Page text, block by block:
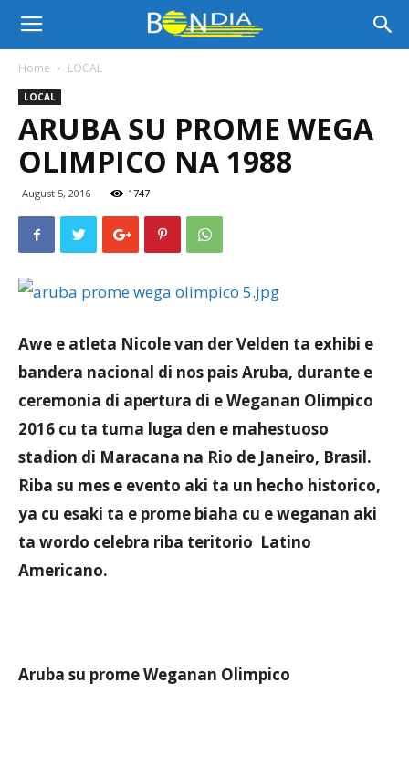
Bon
Dia
Home LOCAL
LOCAL
ARUBA SU PROME WEGA
OLIMPICO NA 1988
August 5, 2016 1747
Awe e atleta Nicole van der Velden ta exhibi e
bandera nacional di nos pais Aruba, durante e
ceremonia di apertura di e Weganan Olimpico
2016 cu ta tuma luga den e mahestuoso
stadion di Maracana na Rio de Janeiro, Brasil.
Riba su mes e evento aki ta un hecho historico,
ya cu esaki ta e prome biaha cu e weganan aki
ta wordo celebra riba teritorio Latino
Americano.
Aruba su prome Weganan Olimpico